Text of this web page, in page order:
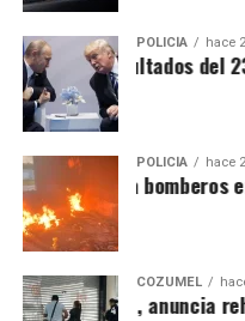
POLICÍA hace
la FGE resultados del
POLICÍA hace
Incendio pone a bomberos
COZUMEL
Luis Chacón, anuncia